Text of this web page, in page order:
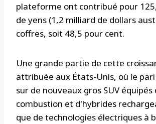
plateforme ont contribué pour
de yens (1,2 milliard de dollars
coffres, soit 48,5 pour cent.
Une grande partie de cette
attribuée aux États-Unis, où le
sur de nouveaux gros SUV
combustion et d'hybrides
que de technologies électriques à